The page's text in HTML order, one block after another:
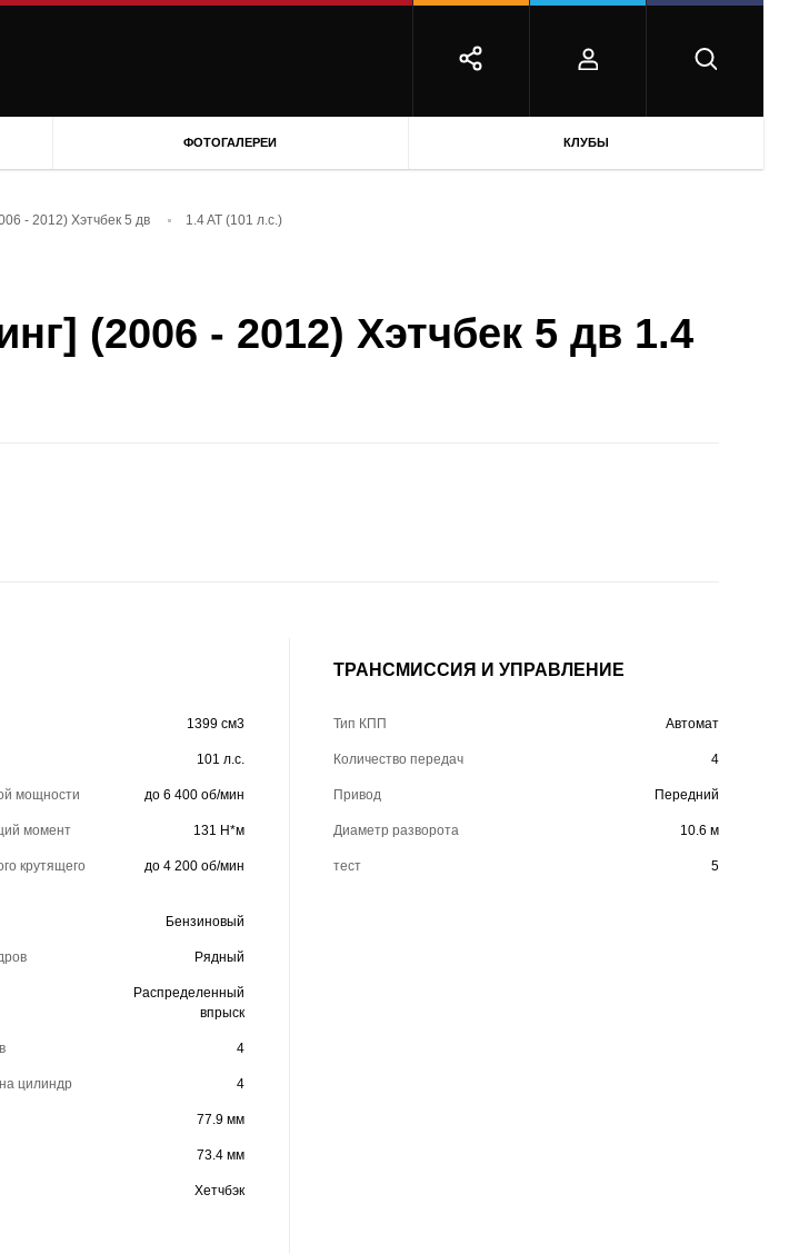
ФОТОГАЛЕРЕИ КЛУБЫ
- 2012) Хэтчбек 5 дв 1.4 AT (101 л.с.)
(2006 - 2012) Хэтчбек 5 дв 1.4
1399 см3
101 л.с.
мощности до 6 400 об/мин
момент 131 Н*м
крутящего
до 4 200 об/мин
Бензиновый
Рядный
Распределенный
впрыск
4
цилиндр 4
77.9 мм
73.4 мм
Хетчбэк
ТРАНСМИССИЯ И УПРАВЛЕНИЕ
Тип КПП Автомат
Количество передач 4
Привод Передний
Диаметр разворота 10.6 м
тест 5